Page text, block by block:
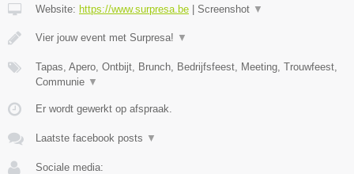
Website: https://www.surpresa.be | Screenshot ▼
Vier jouw event met Surpresa! ▼
Tapas, Apero, Ontbijt, Brunch, Bedrijfsfeest, Meeting, Trouwfeest,
Communie ▼
Er wordt gewerkt op afspraak.
Laatste facebook posts ▼
Sociale media: